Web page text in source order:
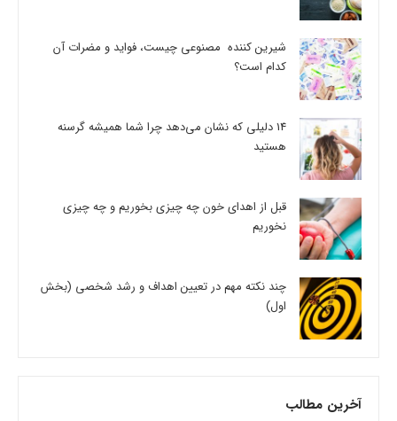
شیرین کننده مصنوعی چیست، فواید و مضرات آن
کدام است؟
14 دلیلی که نشان می‌دهد چرا شما همیشه گرسنه
هستید
قبل از اهدای خون چه چیزی بخوریم و چه چیزی
نخوریم
چند نکته مهم در تعیین اهداف و رشد شخصی (بخش
اول)
آخرین مطالب